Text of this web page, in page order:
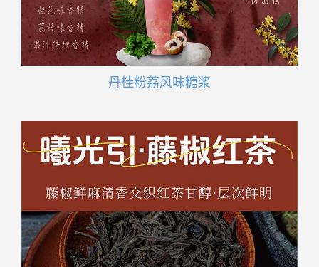
丹桂粉荔风味糖浆